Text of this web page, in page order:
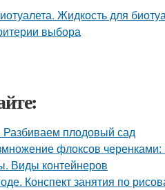
Разбиваем плодовый сад
флоксов черенками:
Виды контейнеров
Конспект занятия по